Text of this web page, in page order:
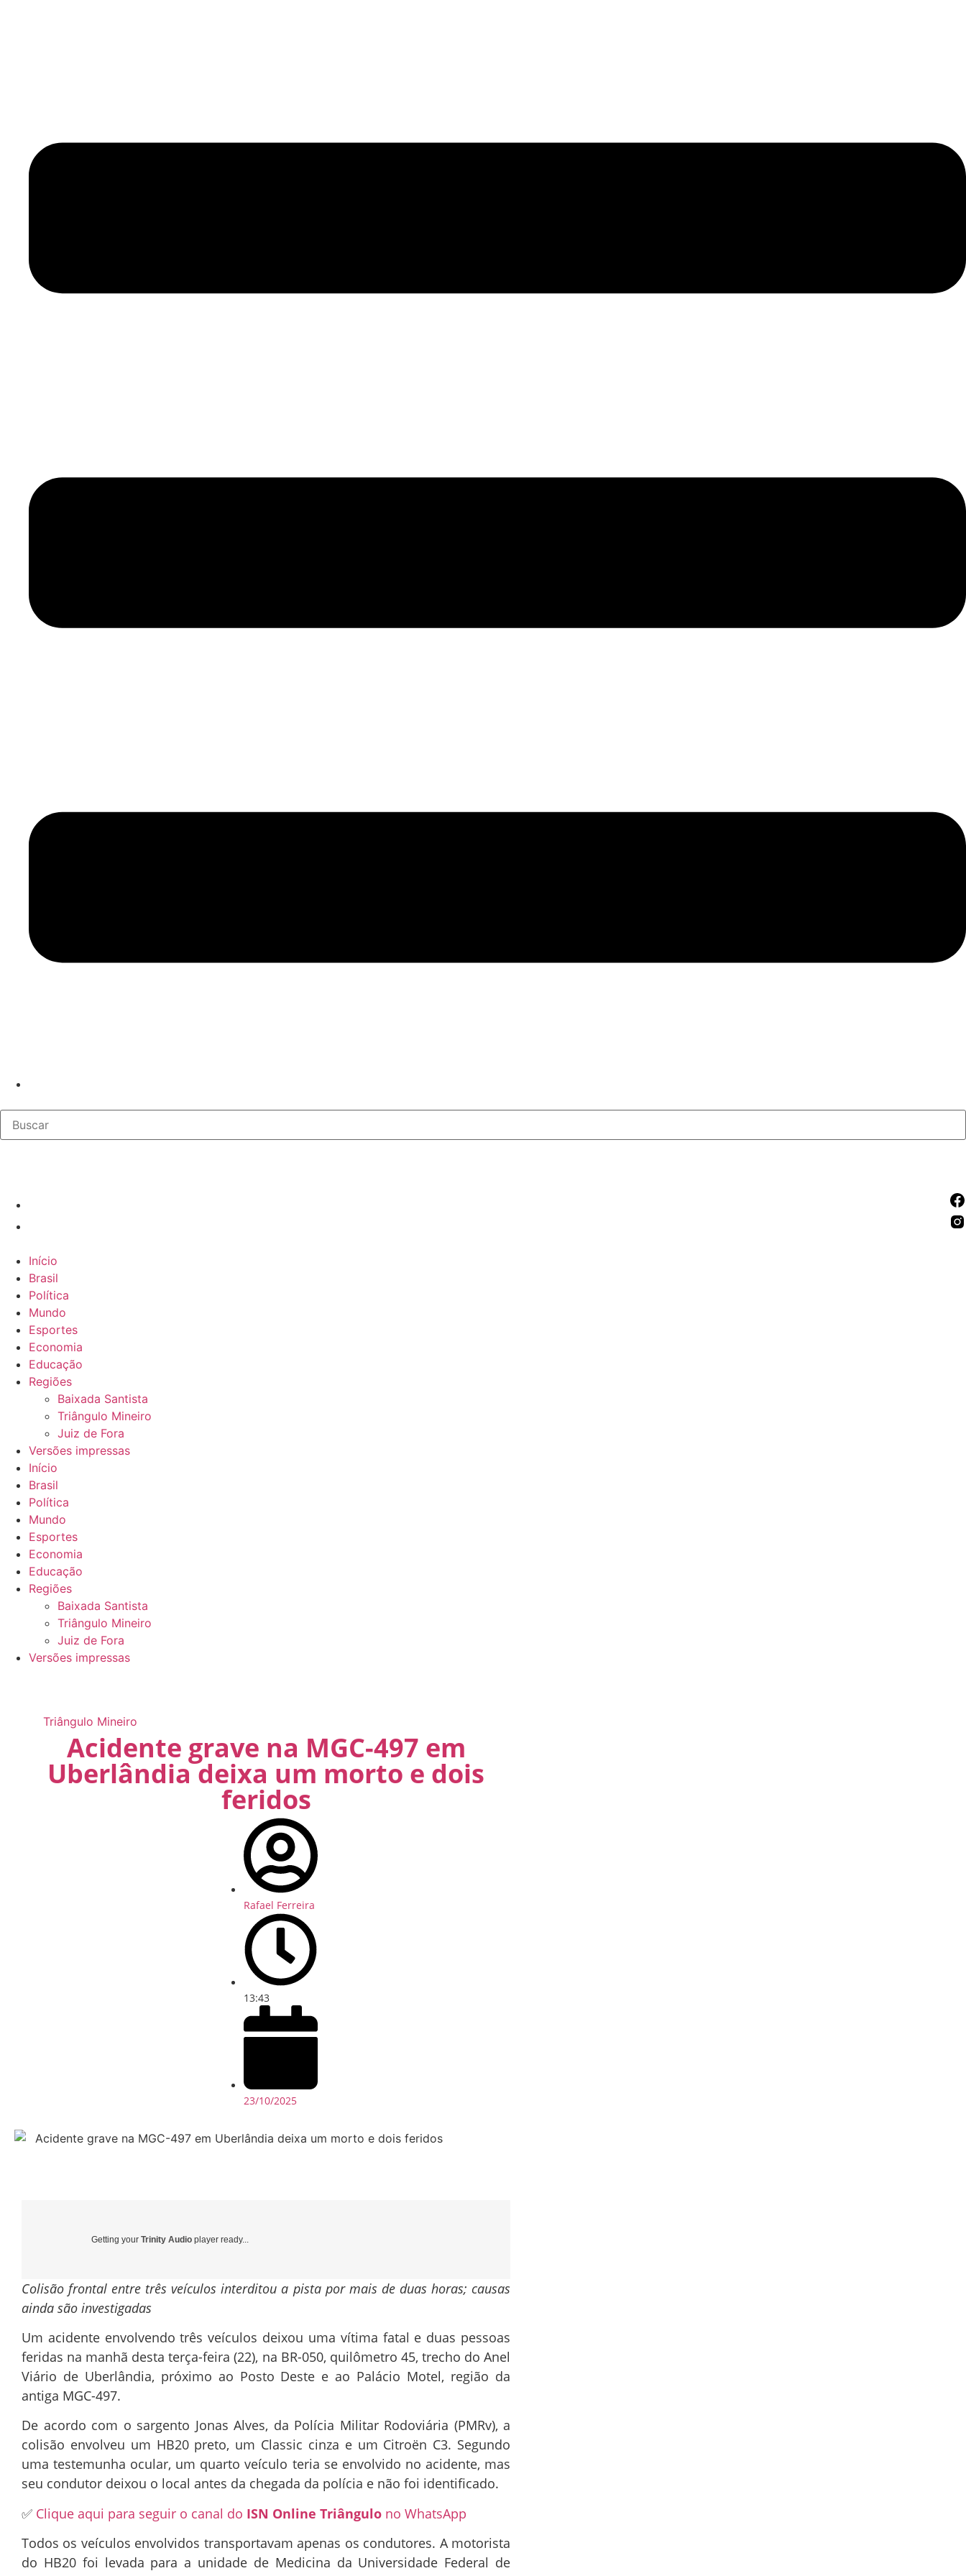
Início
Brasil
Política
Mundo
Esportes
Economia
Educação
Regiões
Baixada Santista
Triângulo Mineiro
Juiz de Fora
Versões impressas
Início
Brasil
Política
Mundo
Esportes
Economia
Educação
Regiões
Baixada Santista
Triângulo Mineiro
Juiz de Fora
Versões impressas
Triângulo Mineiro
Acidente grave na MGC-497 em
Uberlândia deixa um morto e dois
feridos
Rafael Ferreira
13:43
23/10/2025
Getting your Trinity Audio player ready...
Colisão frontal entre três veículos interditou a pista por mais de duas horas; causas
ainda são investigadas
Um acidente envolvendo três veículos deixou uma vítima fatal e duas pessoas
feridas na manhã desta terça-feira (22), na BR-050, quilômetro 45, trecho do Anel
Viário de Uberlândia, próximo ao Posto Deste e ao Palácio Motel, região da
antiga MGC-497.
De acordo com o sargento Jonas Alves, da Polícia Militar Rodoviária (PMRv), a
colisão envolveu um HB20 preto, um Classic cinza e um Citroën C3. Segundo
uma testemunha ocular, um quarto veículo teria se envolvido no acidente, mas
seu condutor deixou o local antes da chegada da polícia e não foi identificado.
✅ Clique aqui para seguir o canal do ISN Online Triângulo no WhatsApp
Todos os veículos envolvidos transportavam apenas os condutores. A motorista
do HB20 foi levada para a unidade de Medicina da Universidade Federal de